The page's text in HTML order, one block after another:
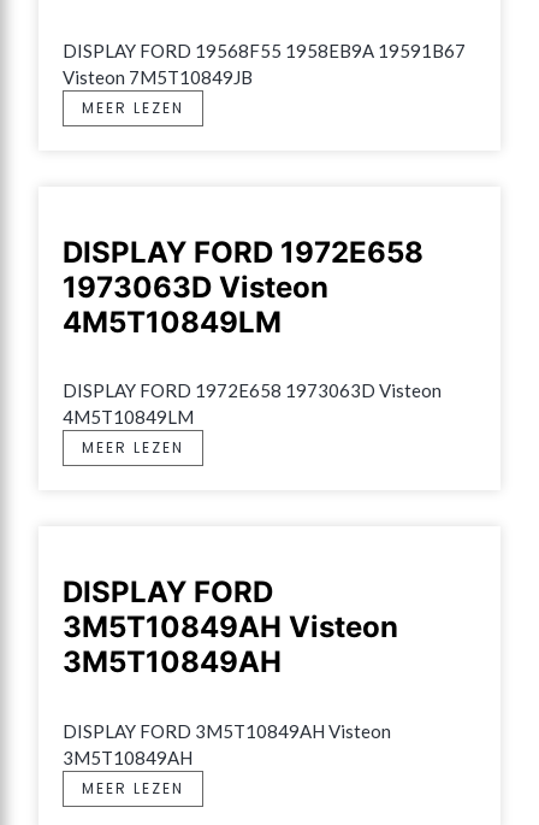
DISPLAY FORD 19568F55 1958EB9A 19591B67
Visteon 7M5T10849JB
MEER LEZEN
DISPLAY FORD 1972E658
1973063D Visteon
4M5T10849LM
DISPLAY FORD 1972E658 1973063D Visteon
4M5T10849LM
MEER LEZEN
DISPLAY FORD
3M5T10849AH Visteon
3M5T10849AH
DISPLAY FORD 3M5T10849AH Visteon
3M5T10849AH
MEER LEZEN